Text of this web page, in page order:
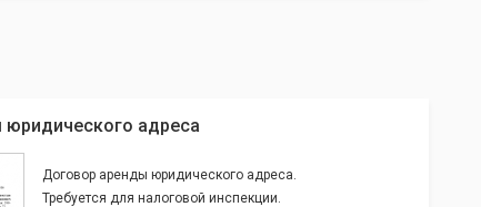
адреса
Договор аренды юридического адреса.
Требуется для налоговой инспекции.